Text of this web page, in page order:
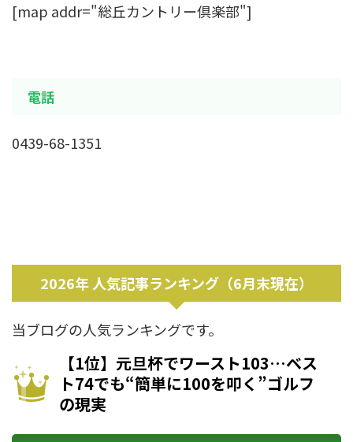
[map addr="総丘カントリー倶楽部"]
電話
0439-68-1351
2026年 人気記事ランキング（6月末現在）
当ブログの人気ランキングです。
【1位】元旦杯でワースト103…ベス
ト74でも“簡単に100を叩く”ゴルフ
の現実